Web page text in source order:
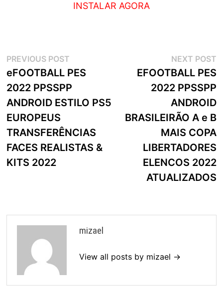
INSTALAR AGORA
Navegação
de
artigos
PREVIOUS POSTPrevious
post:
eFOOTBALL PES
2022 PPSSPP
ANDROID ESTILO PS5
EUROPEUS
TRANSFERÊNCIAS
FACES REALISTAS &
KITS 2022
NEXT POST
EFOOTBALL PES
2022 PPSSPP
ANDROID
BRASILEIRÃO A e B
MAIS COPA
LIBERTADORES
ELENCOS 2022
ATUALIZADOS
mizael
View all posts by mizael →